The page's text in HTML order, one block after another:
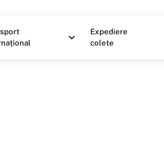
Expediere
colete